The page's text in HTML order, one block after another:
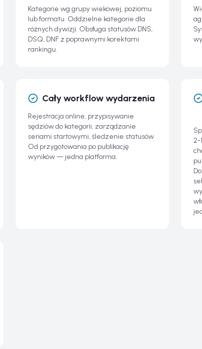
Kategorie wg grupy wiekowej, poziomu
lub formatu. Oddzielne kategorie dla
różnych dywizji. Obsługa statusów DNS,
DSQ, DNF z poprawnymi korektami
rankingu.
Cały workflow wydarzenia
Rejestracja online, przypisywanie
sędziów do kategorii, zarządzanie
seriami startowymi, śledzenie statusów.
Od przygotowania po publikację
wyników — jedna platforma.
2-